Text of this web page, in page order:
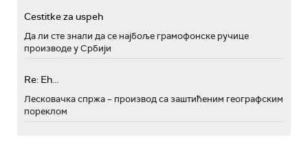
Cestitke za uspeh
Да ли сте знали да се најбоље грамофонске ручице
производе у Србији
Re: Eh...
Лесковачка спржа – производ са заштићеним географским
пореклом